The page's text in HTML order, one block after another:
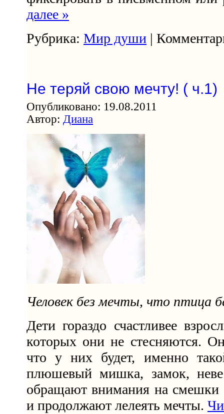
далее »
Рубрика: Мир души |
Не теряй свою мечту! ( ч.1)
Опубликовано: 19.08.2011
Автор: Диана
Человек без мечты, что птица
Дети гораздо счастливее
которых они не стесняются.
что у них будет, именно
плюшевый мишка, замок,
обращают внимания на смешки
и продолжают лелеять мечты.